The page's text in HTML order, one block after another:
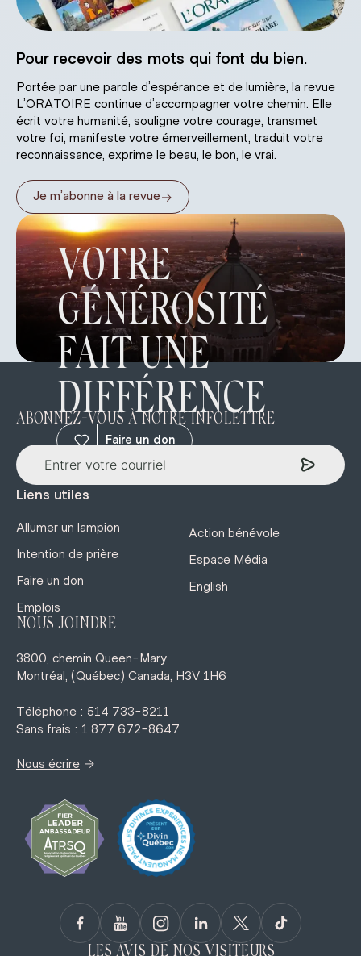
Pour recevoir des mots qui font du bien.
Portée par une parole d’espérance et de lumière, la revue
L’ORATOIRE continue d’accompagner votre chemin. Elle
écrit votre humanité, souligne votre courage, transmet
votre foi, manifeste votre émerveillement, traduit votre
reconnaissance, exprime le beau, le bon, le vrai.
Je m’abonne à la revue→
VOTRE
GÉNÉROSITÉ
FAIT UNE
DIFFÉRENCE
Faire un don
ABONNEZ-VOUS À NOTRE INFOLETTRE
Liens utiles
Allumer un lampion
Intention de prière
Faire un don
Emplois
Action bénévole
Espace Média
English
LES AVIS DE NOS VISITEURS
NOUS JOINDRE
3800, chemin Queen-Mary
Montréal, (Québec) Canada, H3V 1H6
Téléphone : 514 733-8211
Sans frais : 1 877 672-8647
Nous écrire →